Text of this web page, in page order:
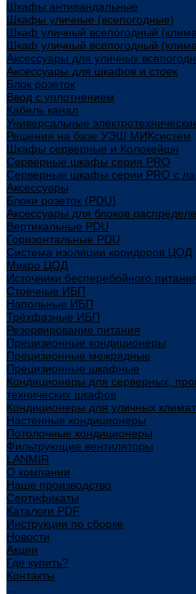
Шкафы антивандальные
Шкафы уличные (всепогодные)
Шкаф уличный всепогодный
Шкаф уличный всепогодный
Аксессуары для уличных
Аксессуары для шкафов и стоек
Блок розеток
Ввод с уплотнением
Кабель канал
Универсальные
Решения на базе УЭШ МИКсистем
Шкафы серверные и Колокейшн
Серверные шкафы серия PRO
Серверные шкафы серии PRO с
Аксессуары
Блоки розеток (PDU)
Аксессуары для блоков
Вертикальные PDU
Горизонтальные PDU
Система изоляции коридоров ЦОД
Микро ЦОД
Источники бесперебойного
Стоечные ИБП
Напольные ИБП
Трёхфазные ИБП
Резервирование питания
Прецизионные кондиционеры
Прецизионные межрядные
Прецизионные шкафные
Кондиционеры для серверных,
технических шкафов
Кондиционеры для уличных
Настенные кондиционеры
Потолочные кондиционеры
Фильтрующие вентиляторы
LANMIR
О компании
Наше производство
Сертификаты
Каталоги PDF
Инструкции по сборке
Новости
Акции
Где купить?
Контакты